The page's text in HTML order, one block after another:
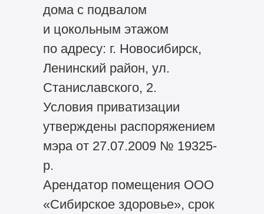
дома с подвалом
и цокольным этажом
по адресу: г. Новосибирск,
Ленинский район, ул.
Станиславского, 2.
Условия приватизации
утверждены распоряжением
мэра от 27.07.2009 № 19325-
р.
Арендатор помещения ООО
«Сибирское здоровье», срок